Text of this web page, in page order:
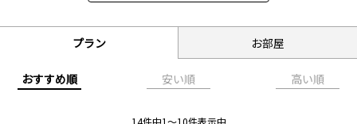
禁煙・喫煙
プラン お部屋
おすすめ順 安い順 高い順